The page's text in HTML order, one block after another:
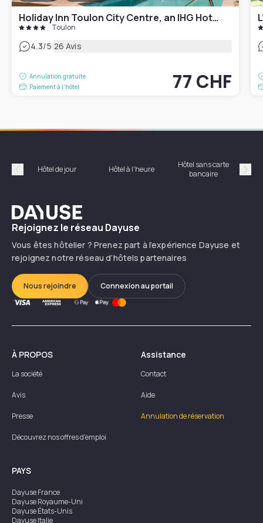
Holiday Inn Toulon City Centre, an IHG Hotel
Toulon
4.3/5|26 Avis
Annulation gratuite
Paiement à l'hôtel
77 CHF
Précédent
Hôtel de jour Hôtel à l'heure
Hôtel sans carte
bancaire
Dayuse
Rejoignez le réseau Dayuse
Vous êtes hôtelier ? Prenez part à l’expérience Dayuse et
rejoignez notre réseau d’hôtels partenaires
Nous rejoindre Connexion au portail
À PROPOS
La société
Avis
Presse
Découvrez nos offres d'emploi
Assistance
Contact
Aide
Annulation de réservation
PAYS
DayuseFrance
DayuseRoyaume-Uni
DayuseÉtats-Unis
DayuseItalie